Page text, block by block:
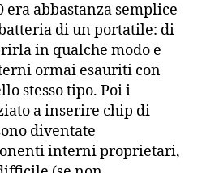
abbastanza semplice
di un portatile: di
in qualche modo e
ormai esauriti con
stesso tipo. Poi i
a inserire chip di
diventate
interni proprietari,